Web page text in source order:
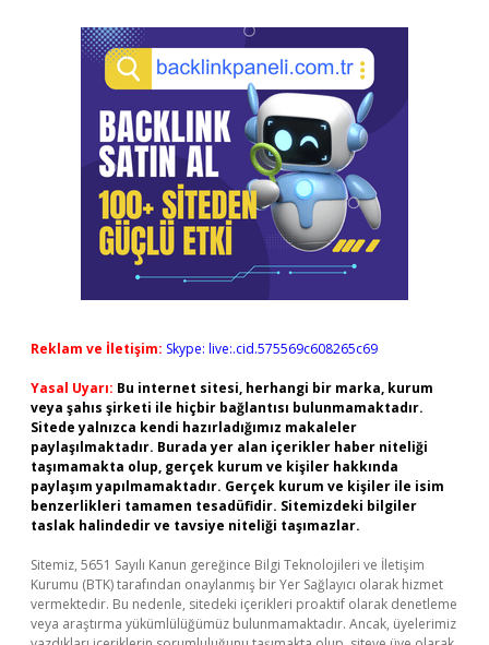
Reklam ve İletişim: Skype: live:.cid.575569c608265c69
Yasal Uyarı: Bu internet sitesi, herhangi bir marka, kurum
veya şahıs şirketi ile hiçbir bağlantısı bulunmamaktadır.
Sitede yalnızca kendi hazırladığımız makaleler
paylaşılmaktadır. Burada yer alan içerikler haber niteliği
taşımamakta olup, gerçek kurum ve kişiler hakkında
paylaşım yapılmamaktadır. Gerçek kurum ve kişiler ile isim
benzerlikleri tamamen tesadüfidir. Sitemizdeki bilgiler
taslak halindedir ve tavsiye niteliği taşımazlar.
Sitemiz, 5651 Sayılı Kanun gereğince Bilgi Teknolojileri ve İletişim
Kurumu (BTK) tarafından onaylanmış bir Yer Sağlayıcı olarak hizmet
vermektedir. Bu nedenle, sitedeki içerikleri proaktif olarak denetleme
veya araştırma yükümlülüğümüz bulunmamaktadır. Ancak, üyelerimiz